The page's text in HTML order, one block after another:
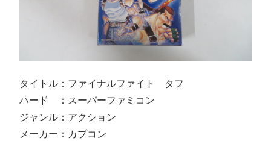
タイトル：ファイナルファイト タフ
ハード ：スーパーファミコン
ジャンル：アクション
メーカー：カプコン